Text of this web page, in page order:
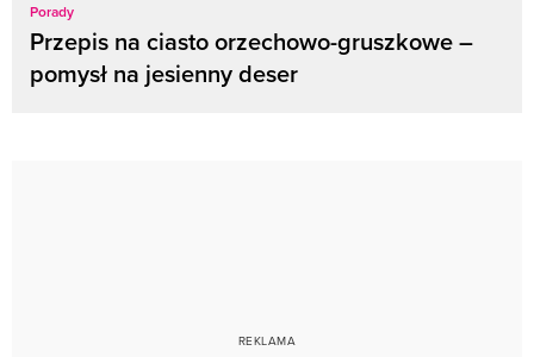
Porady
Przepis na ciasto orzechowo-gruszkowe –
pomysł na jesienny deser